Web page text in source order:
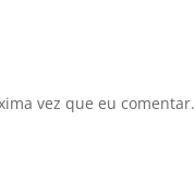
vez que eu comentar.